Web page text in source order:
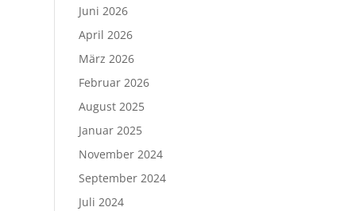
Juni 2026
April 2026
März 2026
Februar 2026
August 2025
Januar 2025
November 2024
September 2024
Juli 2024